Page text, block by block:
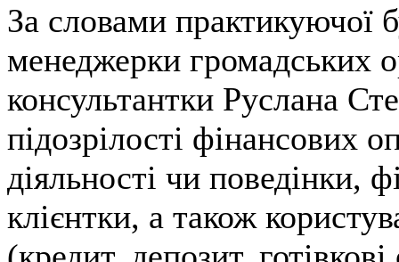
За словами практикуючої
менеджерки громадських
консультантки Руслана
підозрілості фінансових
діяльності чи поведінки,
клієнтки, а також